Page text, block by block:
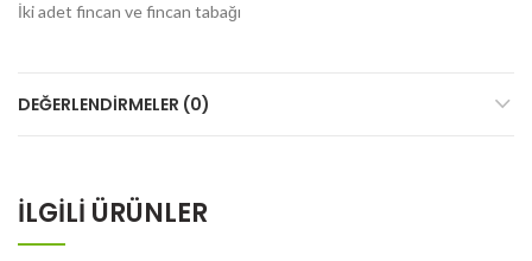
İki adet fincan ve fincan tabağı
DEĞERLENDIRMELER (0)
İLGILI ÜRÜNLER